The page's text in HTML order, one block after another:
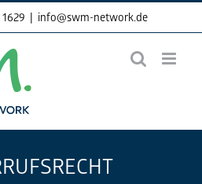
| info@swm-network.de